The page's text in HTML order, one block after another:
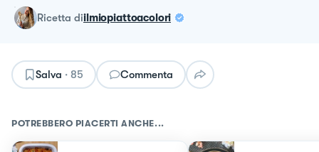
ricetta diilmiopiattoacolori
Salva · 85 Commenta
POTREBBERO PIACERTI ANCHE...